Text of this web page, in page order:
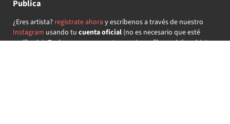
Publica
¿Eres artista? regístrate ahora y escríbenos a través de nuestro
Instagram usando tu cuenta oficial(no es necesario que esté
verificada) ¡Te daremos acceso a tu propio perfil y podrás subir tus